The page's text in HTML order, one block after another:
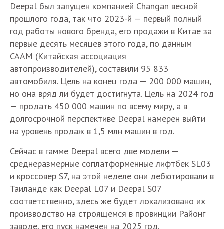
Deepal был запущен компанией Changan весной
прошлого года, так что 2023-й — первый полный
год работы нового бренда, его продажи в Китае за
первые десять месяцев этого года, по данным
CAAM (Китайская ассоциация
автопроизводителей), составили 95 833
автомобиля. Цель на конец года — 200 000 машин,
но она вряд ли будет достигнута. Цель на 2024 год
— продать 450 000 машин по всему миру, а в
долгосрочной перспективе Deepal намерен выйти
на уровень продаж в 1,5 млн машин в год.
Сейчас в гамме Deepal всего две модели —
среднеразмерные соплатформенные лифтбек SL03
и кроссовер S7, на этой неделе они дебютировали в
Таиланде как Deepal L07 и Deepal S07
соответственно, здесь же будет локализовано их
производство на строящемся в провинции Районг
заводе, его пуск намечен на 2025 год.